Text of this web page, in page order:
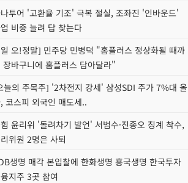
투어 '고환율 기조' 극복 절실, 조좌진 '인바운드'
비중 늘려 답 찾는다
오!정말] 민주당 민병덕 "홈플러스 정상화될 때까
장바구니에 홈플러스 담아달라"
늘의 주목주] '2차전지 강세' 삼성SDI 주가 7%대 올
코스피 외국인 매도세..
윤리위 '돌려차기 발언' 서범수·진종오 징계 착수,
위원 2명은 사퇴
생명 매각 본입찰에 한화생명 흥국생명 한국투자
지주 3곳 참여